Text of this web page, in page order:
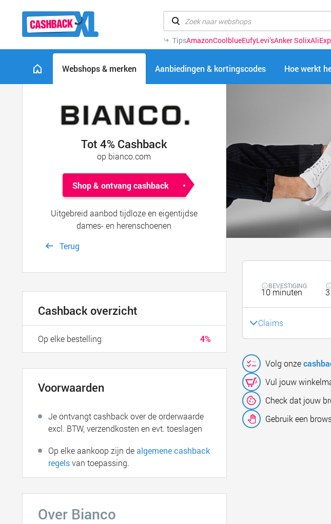
TipsAmazonCoolblueEufyLevi’sAnker Solix
Webshops & merken Aanbiedingen & kortingscodes Hoe werkt
Tot 4% Cashback
op bianco.com
Shop & ontvang cashback
Uitgebreid aanbod tijdloze en eigentijdse
dames- en herenschoenen
Terug
BEVESTIGING
10 minuten
Claims
Volg onze
Vul jouw
Check dat jouw
Gebruik een
Cashback overzicht
4%
Op elke bestelling
Voorwaarden
Je ontvangt cashback over de orderwaarde
excl. BTW, verzendkosten en evt. toeslagen
Op elke aankoop zijn dealgemene cashback
regelsvan toepassing.
Over Bianco